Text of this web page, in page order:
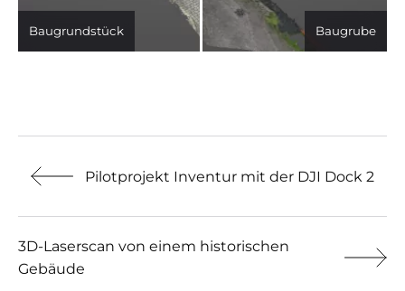
Baugrube
Baugrundstück
Previous article:
Pilotprojekt Inventur mit der DJI Dock 2
Next article:
3D-Laserscan von einem historischen
Gebäude